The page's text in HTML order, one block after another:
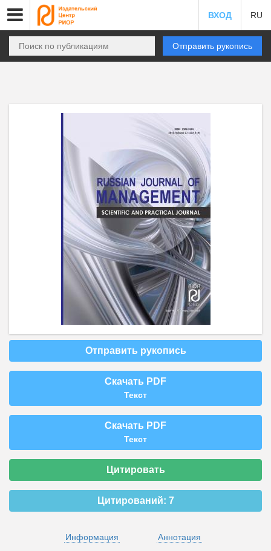
ВХОД RU
Отправить рукопись
Отправить рукопись
Скачать PDF
Текст
Скачать PDF
Текст
Цитировать
Цитирований: 7
Информация
Аннотация